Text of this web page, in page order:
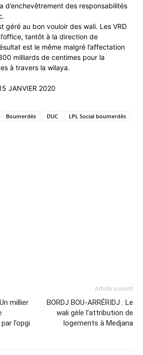
d’enchevêtrement des responsabilités
géré au bon vouloir des wali. Les VRD
tantôt à la direction de
est le même malgré l’affectation
milliards de centimes pour la
à travers la wilaya.
JANVIER 2020
Boumerdès DUC
LPL Social boumerdès
millier
l’opgi
Article suivant
BORDJ BOU-ARRÉRIDJ : Le
wali gèle l’attribution de
logements à Medjana